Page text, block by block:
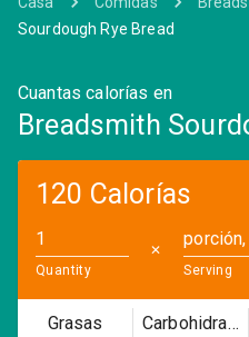
Sourdough Rye Bread
Cuantas calorías en
Breadsmith
120 Calorías
Quantity
✕
Serving
Grasas Carbohidratos